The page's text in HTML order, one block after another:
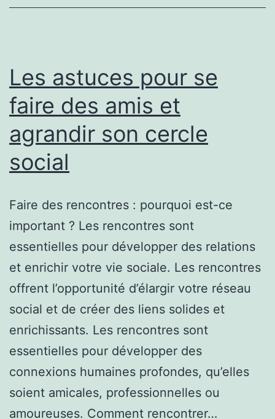
en
Les astuces pour se
faire des amis et
agrandir son cercle
social
Faire des rencontres : pourquoi est-ce
important ? Les rencontres sont
essentielles pour développer des relations
et enrichir votre vie sociale. Les rencontres
offrent l’opportunité d’élargir votre réseau
social et de créer des liens solides et
enrichissants. Les rencontres sont
essentielles pour développer des
connexions humaines profondes, qu’elles
soient amicales, professionnelles ou
amoureuses. Comment rencontrer…